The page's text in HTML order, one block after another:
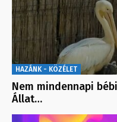
HAZÁNK - KÖZÉLET
Nem mindennapi
Állat…